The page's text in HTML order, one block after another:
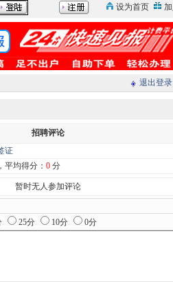
退出登录
招聘评论
证
平均得分： 0 分
暂时无人参加评论
25分 10分 0分